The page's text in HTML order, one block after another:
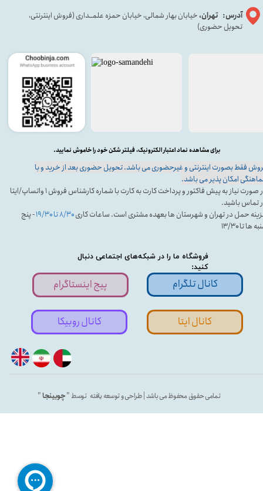
فروشگاه ما را در شبکه‌های اجتماعی دنبال
کنید:
تمامی حقوق محفوظ می باشد | طراحی و توسعه یافته توسط "چوبینجا"
آدرس: تهران، خیابان بهار شمالی، خیابان حمزه علمــداری (فروش اینترنتی،
تحویل حضوری)
فقط بصورت اینترنتی و غیرحضوری می باشد. تحویل حضوری بعد از خرید و با
امکان پذیر می باشد.
در صورت نیاز به پیش فاکتور و پرداخت کارت به کارت با شماره کارشناس فروش ۱ واتساپ/ایتا
تماس باشید.
حمل در تهران و شهرستان ها بعهده مشتری است. ساعات کاری۸/۳۰ تا ۱۹/۳۰
- پنج
ها تا ۱۳/۳۰
برای مشاهده نماد اعتبار الکترونیک، فیلتر شکن خود را خاموش نمایید.
پیج اینستاگرام کانال تلگرام
کانال ایتا کانال روبیکا